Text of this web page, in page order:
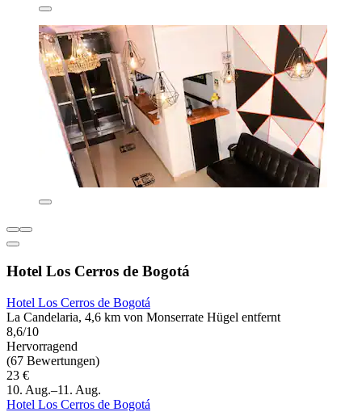
Hotel Los Cerros de Bogotá
Hotel Los Cerros de Bogotá
La Candelaria, 4,6 km von Monserrate Hügel entfernt
8,6/10
Hervorragend
(67 Bewertungen)
23 €
10. Aug.–11. Aug.
Hotel Los Cerros de Bogotá